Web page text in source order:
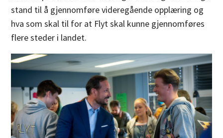
stand til å gjennomføre videregående opplæring og
hva som skal til for at Flyt skal kunne gjennomføres
flere steder i landet.